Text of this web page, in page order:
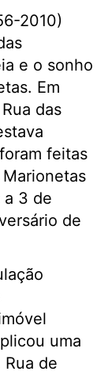
2010)
e o sonho
Em
das
feitas
a 3 de
de
uma
de